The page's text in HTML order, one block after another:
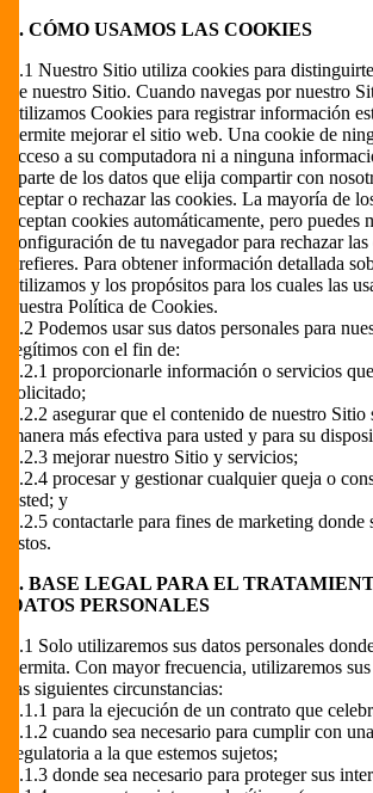
3. CÓMO USAMOS LAS COOKIES
3.1 Nuestro Sitio utiliza cookies para
de nuestro Sitio. Cuando navegas por nuestro
utilizamos Cookies para registrar información
permite mejorar el sitio web. Una cookie de
acceso a su computadora ni a ninguna
aparte de los datos que elija compartir con
aceptar o rechazar las cookies. La mayoría de
aceptan cookies automáticamente, pero puedes
configuración de tu navegador para rechazar
prefieres. Para obtener información detallada
utilizamos y los propósitos para los cuales las
nuestra Política de Cookies.
2.2 Podemos usar sus datos personales para
legítimos con el fin de:
3.2.1 proporcionarle información o servicios
solicitado;
3.2.2 asegurar que el contenido de nuestro Sitio
manera más efectiva para usted y para su
3.2.3 mejorar nuestro Sitio y servicios;
3.2.4 procesar y gestionar cualquier queja o
usted; y
3.2.5 contactarle para fines de marketing donde
estos.
4. BASE LEGAL PARA EL
DATOS PERSONALES
4.1 Solo utilizaremos sus datos personales
permita. Con mayor frecuencia, utilizaremos
las siguientes circunstancias:
4.1.1 para la ejecución de un contrato que
4.1.2 cuando sea necesario para cumplir con
regulatoria a la que estemos sujetos;
4.1.3 donde sea necesario para proteger sus